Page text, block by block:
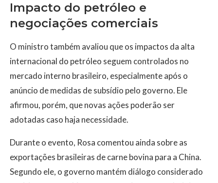
Impacto do petróleo e
negociações comerciais
O ministro também avaliou que os impactos da alta
internacional do petróleo seguem controlados no
mercado interno brasileiro, especialmente após o
anúncio de medidas de subsídio pelo governo. Ele
afirmou, porém, que novas ações poderão ser
adotadas caso haja necessidade.
Durante o evento, Rosa comentou ainda sobre as
exportações brasileiras de carne bovina para a China.
Segundo ele, o governo mantém diálogo considerado